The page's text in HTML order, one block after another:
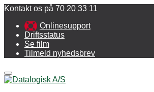
Kontakt os på 70 20 33 11
Onlinesupport
Driftsstatus
Se film
Tilmeld nyhedsbrev
Menu